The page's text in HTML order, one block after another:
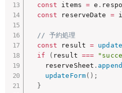
const items = e .
const reserveDate =
// 予約処理
const result =
if
( result ===
    reserveSheet
.
updateForm( ) ;
}